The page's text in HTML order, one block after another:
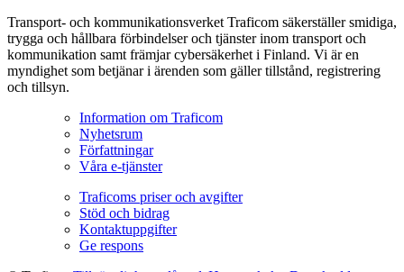
Transport- och kommunikationsverket Traficom säkerställer smidiga,
trygga och hållbara förbindelser och tjänster inom transport och
kommunikation samt främjar cybersäkerhet i Finland. Vi är en
myndighet som betjänar i ärenden som gäller tillstånd, registrering
och tillsyn.
Information om Traficom
Nyhetsrum
Författningar
Våra e-tjänster
Traficoms priser och avgifter
Stöd och bidrag
Kontaktuppgifter
Ge respons